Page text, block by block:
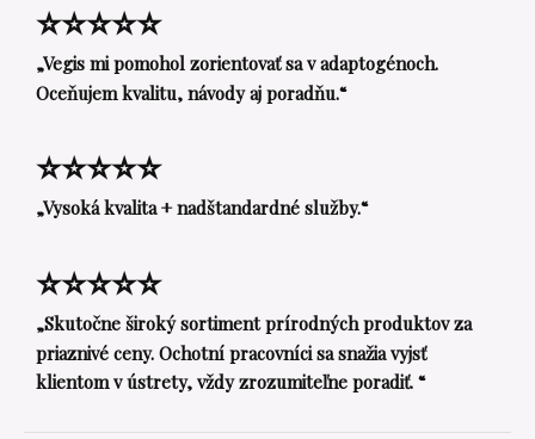
⭐⭐⭐⭐⭐
„Vegis mi pomohol zorientovať sa v adaptogénoch.
Oceňujem kvalitu, návody aj poradňu.“
⭐⭐⭐⭐⭐
„Vysoká kvalita + nadštandardné služby.“
⭐⭐⭐⭐⭐
„Skutočne široký sortiment prírodných produktov za
priaznivé ceny. Ochotní pracovníci sa snažia vyjsť
klientom v ústrety, vždy zrozumiteľne poradiť. “